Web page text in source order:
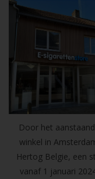
Door het
winkel in
Hertog Belgie, een
vanaf 1 januari